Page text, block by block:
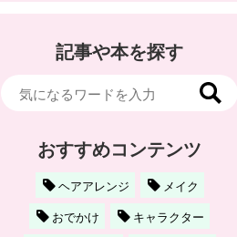
記事や本を探す
おすすめコンテンツ
ヘアアレンジ
メイク
おでかけ
キャラクター